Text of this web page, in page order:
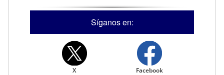
Síganos en:
X Facebook